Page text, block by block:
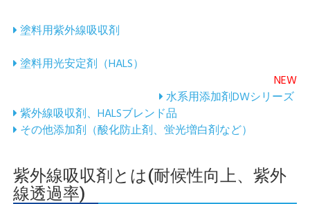
塗料用紫外線吸収剤
塗料用光安定剤（HALS）
NEW
水系用添加剤DWシリーズ
紫外線吸収剤、HALSブレンド品
その他添加剤（酸化防止剤、蛍光増白剤など）
紫外線吸収剤とは(耐候性向上、紫外
線透過率)